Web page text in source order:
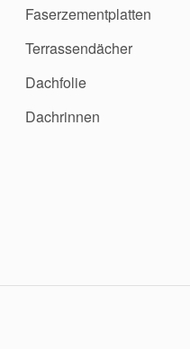
Faserzementplatten
Terrassendächer
Dachfolie
Dachrinnen